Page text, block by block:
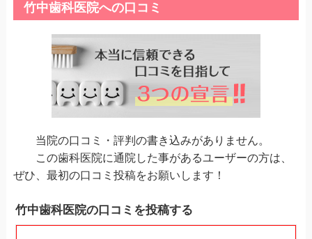
竹中歯科医院への口コミ
当院の口コミ・評判の書き込みがありません。
この歯科医院に通院した事があるユーザーの方は、
ぜひ、最初の口コミ投稿をお願いします！
竹中歯科医院の口コミを投稿する